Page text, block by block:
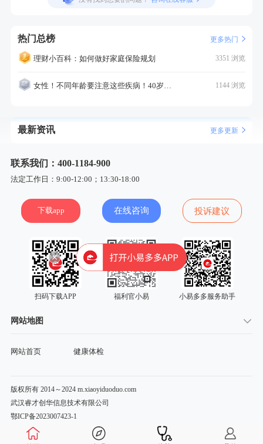
热门总榜 更多热门
理财小百科：如何做好家庭保险规划 3351 浏览
女性！不同年龄要注意这些疾病！40岁的这个疾病最需要注意！ 1144 浏览
最新资讯 更多更新
联系我们：400-1184-900
法定工作日：9:00-12:00；13:30-18:00
下载app 在线咨询 投诉建议
扫码下载APP 福利官小易 小易多多服务助手
网站地图
网站首页 健康体检
版权所有 2014～2024 m.xiaoyiduoduo.com
武汉睿才创华信息技术有限公司
鄂ICP备2023007423-1